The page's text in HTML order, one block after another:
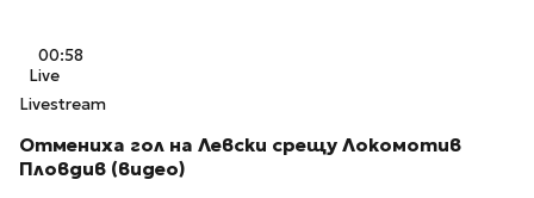
00:58
Live
Livestream
Отмениха гол на Левски срещу Локомотив
Пловдив (видео)